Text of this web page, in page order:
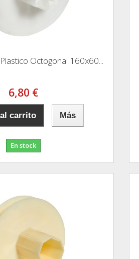
Octogonal 160x60...
6,80 €
carrito Más
En stock